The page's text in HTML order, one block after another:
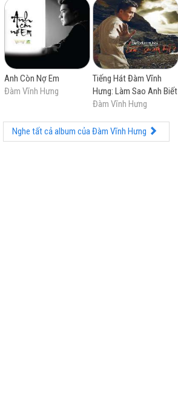
Anh Còn Nợ Em
Đàm Vĩnh Hưng
Tiếng Hát Đàm Vĩnh
Hưng: Làm Sao Anh Biết
Đàm Vĩnh Hưng
Nghe tất cả album của Đàm Vĩnh Hưng